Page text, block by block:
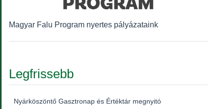
Magyar Falu Program nyertes pályázataink
Legfrissebb
Nyárköszöntő Gasztronap és Értéktár megnyitó